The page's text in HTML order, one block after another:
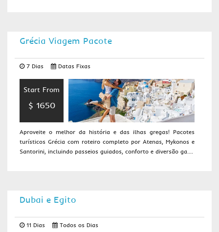
Grécia Viagem Pacote
7 Dias Datas Fixas
Start From
$ 1650
Aproveite o melhor da história e das ilhas gregas! Pacotes
turísticos Grécia com roteiro completo por Atenas, Mykonos e
Santorini, incluindo passeios guiados, conforto e diversão ga....
Dubai e Egito
11 Dias Todos os Dias